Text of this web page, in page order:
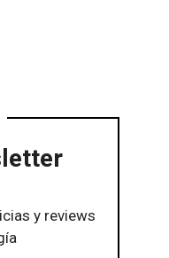
y reviews